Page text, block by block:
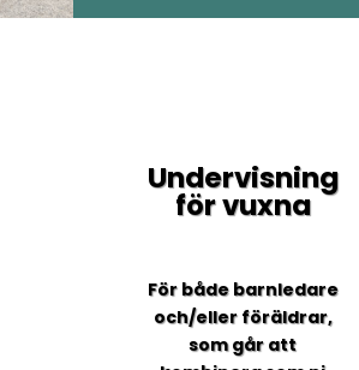
Undervisning
för vuxna
För både barnledare
och/eller föräldrar,
som går att